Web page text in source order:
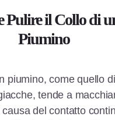
Pulire il Collo di
Piumino
piumino, come quello di
tende a
del contatto